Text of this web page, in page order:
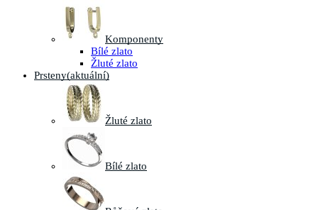
Komponenty
Bílé zlato
Žluté zlato
Prsteny(aktuální)
Žluté zlato
Bílé zlato